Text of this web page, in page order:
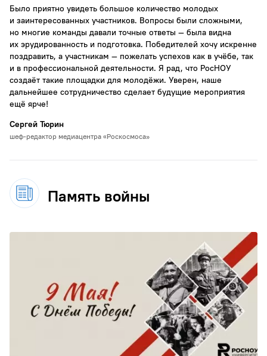
Было приятно увидеть большое количество молодых
и заинтересованных участников. Вопросы были сложными,
но многие команды давали точные ответы — была видна
их эрудированность и подготовка. Победителей хочу искренне
поздравить, а участникам — пожелать успехов как в учёбе, так
и в профессиональной деятельности. Я рад, что РосНОУ
создаёт такие площадки для молодёжи. Уверен, наше
дальнейшее сотрудничество сделает будущие мероприятия
ещё ярче!
Сергей Тюрин
шеф-редактор медиацентра «Роскосмоса»
Память войны